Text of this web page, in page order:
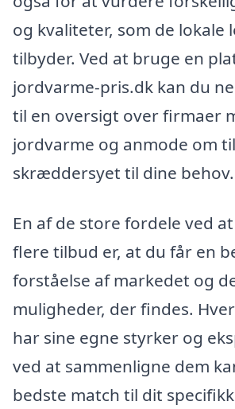
og kvaliteter, som de lokale
tilbyder. Ved at bruge en
jordvarme-pris.dk kan du
til en oversigt over firmaer
jordvarme og anmode om
skræddersyet til dine behov.
En af de store fordele ved
flere tilbud er, at du får en
forståelse af markedet og
muligheder, der findes.
har sine egne styrker og
ved at sammenligne dem
bedste match til dit